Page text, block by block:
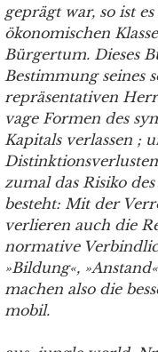
geprägt war, so ist
ökonomischen
Bürgertum. Dieses
Bestimmung seines
repräsentativen
vage Formen des
Kapitals verlassen ;
zumal das Risiko
besteht: Mit der
verlieren auch die
normative
»Bildung«,
machen also die
mobil.